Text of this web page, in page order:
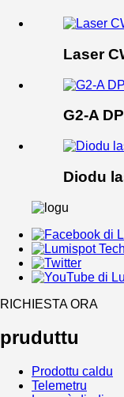
Laser
G2-A
Diodu
RICHIESTA ORA
pruduttu
Prodottu caldu
Telemetru